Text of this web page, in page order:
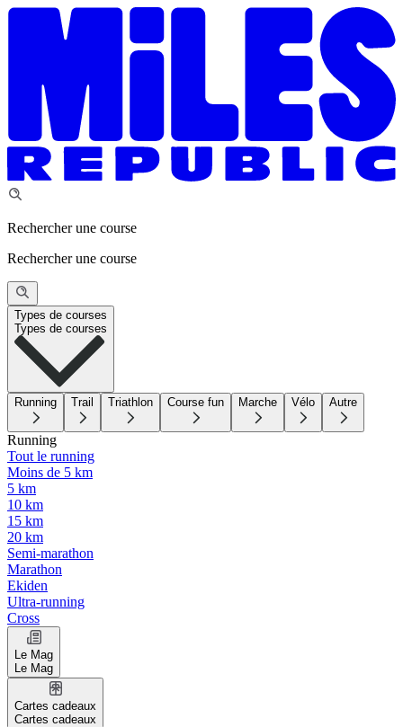
Rechercher une course
Rechercher une course
Types de courses
Types de courses
Running Trail Triathlon Course fun Marche Vélo Autre
Running
Tout le running
Moins de 5 km
5 km
10 km
15 km
20 km
Semi-marathon
Marathon
Ekiden
Ultra-running
Cross
Le Mag
Le Mag
Cartes cadeaux
Cartes cadeaux